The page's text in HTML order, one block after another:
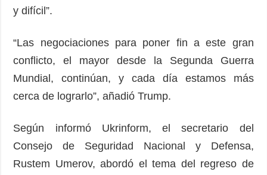
y difícil”.
“Las negociaciones para poner fin a este gran
conflicto, el mayor desde la Segunda Guerra
Mundial, continúan, y cada día estamos más
cerca de lograrlo”, añadió Trump.
Según informó Ukrinform, el secretario del
Consejo de Seguridad Nacional y Defensa,
Rustem Umerov, abordó el tema del regreso de